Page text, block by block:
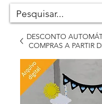
DESCONTO
COMPRAS A PARTIR